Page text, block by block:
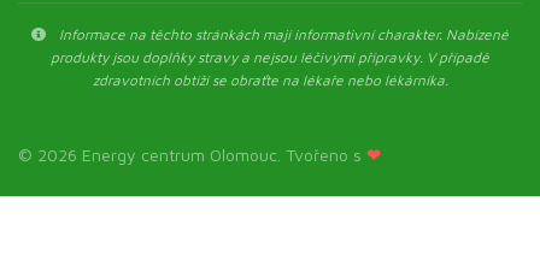
Informace na těchto stránkách mají informativní charakter. Nabízené
produkty jsou doplňky stravy a nejsou léčivými přípravky. V případě
zdravotních obtíží se obraťte na lékaře nebo lékárníka.
© 2026 Energy centrum Olomouc. Tvořeno s ❤